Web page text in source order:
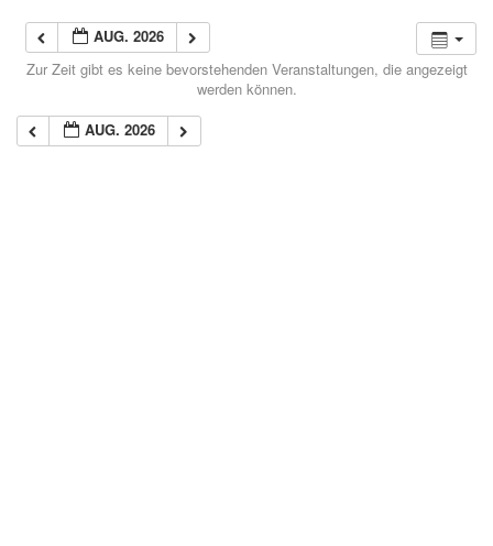
AUG. 2026
Zur Zeit gibt es keine bevorstehenden Veranstaltungen, die angezeigt
werden können.
AUG. 2026